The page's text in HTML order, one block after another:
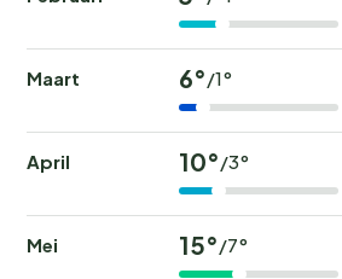
Maart 6°/1°
April 10°/3°
Mei 15°/7°